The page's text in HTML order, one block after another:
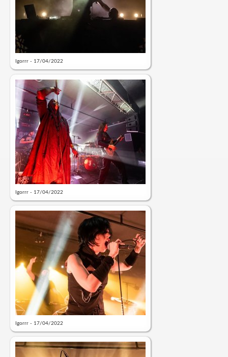
Igorrr - 17/04/2022
Igorrr - 17/04/2022
Igorrr - 17/04/2022